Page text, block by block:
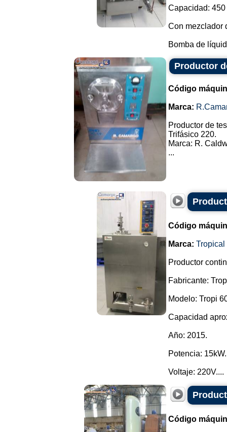
Capacidad:
Con mezclador
Bomba de
Productor
Código
Marca:
Productor de
Trifásico 220.
Marca: R.
...
Código
Marca:
Productor
Fabricante:
Modelo: Tropi
Capacidad
Año: 2015.
Potencia: 15kW.
Voltaje: 220V....
Código